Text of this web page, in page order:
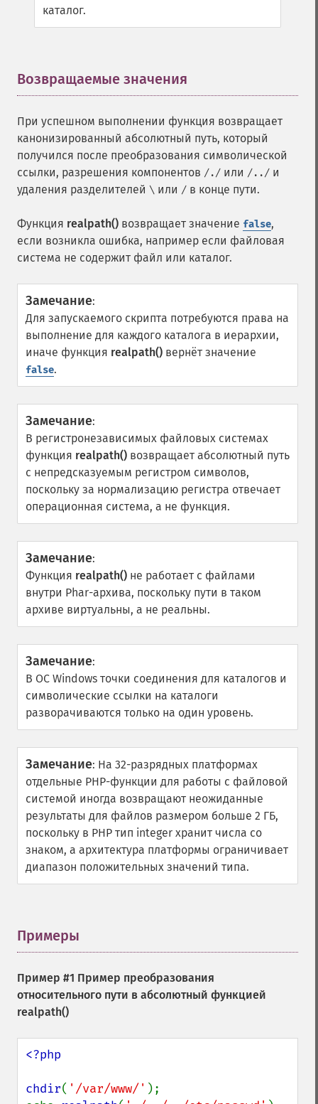
каталог.
Возвращаемые значения
При успешном выполнении функция возвращает
канонизированный абсолютный путь, который
получился после преобразования символической
ссылки, разрешения компонентов /./ или /../ и
удаления разделителей \ или / в конце пути.
Функция realpath() возвращает значение false,
если возникла ошибка, например если файловая
система не содержит файл или каталог.
Замечание:
Для запускаемого скрипта потребуются права на
выполнение для каждого каталога в иерархии,
иначе функция realpath() вернёт значение
false.
Замечание:
В регистронезависимых файловых системах
функция realpath() возвращает абсолютный путь
с непредсказуемым регистром символов,
поскольку за нормализацию регистра отвечает
операционная система, а не функция.
Замечание:
Функция realpath() не работает с файлами
внутри Phar-архива, поскольку пути в таком
архиве виртуальны, а не реальны.
Замечание:
В ОС Windows точки соединения для каталогов и
символические ссылки на каталоги
разворачиваются только на один уровень.
Замечание: На 32-разрядных платформах
отдельные PHP-функции для работы с файловой
системой иногда возвращают неожиданные
результаты для файлов размером больше 2 ГБ,
поскольку в PHP тип integer хранит числа со
знаком, а архитектура платформы ограничивает
диапазон положительных значений типа.
Примеры
Пример #1 Пример преобразования
относительного пути в абсолютный функцией
realpath()
<?php
chdir( '/var/www/' );